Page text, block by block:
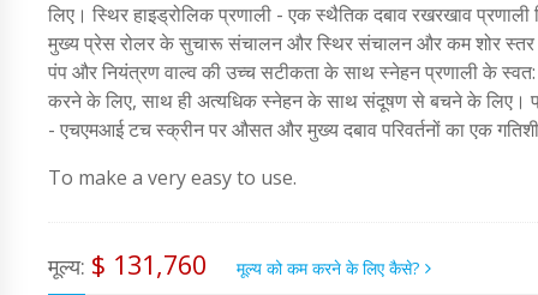
लिए। स्थिर हाइड्रोलिक प्रणाली - एक स्थैतिक दबाव रखरखाव
मुख्य प्रेस रोलर के सुचारू संचालन और स्थिर संचालन और कम शोर स्तर
पंप और नियंत्रण वाल्व की उच्च सटीकता के साथ स्नेहन प्रणाली के स्वत:
करने के लिए, साथ ही अत्यधिक स्नेहन के साथ संदूषण से बचने के लिए।
- एचएमआई टच स्क्रीन पर औसत और मुख्य दबाव परिवर्तनों का एक
To make a very easy to use.
मूल्य: $ 131,760 मूल्य को कम करने के लिए कैसे?